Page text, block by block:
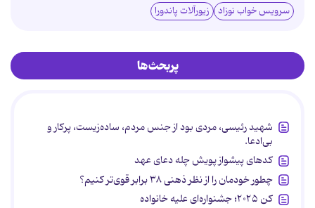
سرویس خواب نوزاد زیورآلات پاندورا
پربحث‌ها
شهید رئیسی، مردی بود از جنس مردم، ساده‌زیست، پرکار و
بی‌ادعا.
کدهای پیشواز پویش چله دعای عهد
چطور خودمان را از نظر ذهنی ۳۸ برابر قوی‌تر کنیم؟
کن ۲۰۲۵؛ جشنواره‌ای علیه خانواده